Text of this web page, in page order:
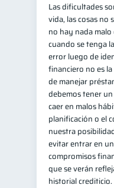
Las dificultades
vida, las cosas no
no hay nada
cuando se tenga
error luego de
financiero no es
de manejar
debemos tener
caer en malos
planificación o el
nuestra
evitar entrar en
compromisos
que se verán
historial crediticio.